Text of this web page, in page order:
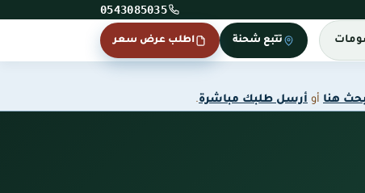
0543085035
تتبع شحنة اطلب عرض سعر
هنا أو أرسل طلبك مباشرة.